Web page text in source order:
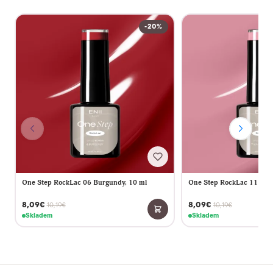
-20%
One Step RockLac 06 Burgundy, 10 ml
8,09€ 10,19€
Skladem
One Step RockLac 11
8,09€ 10,19€
Skladem